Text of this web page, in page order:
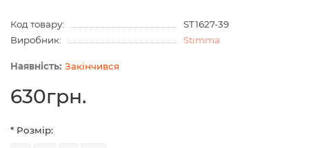
Код товару:
ST1627-39
Виробник:
Stimma
Закінчився
630грн.
* Розмір: